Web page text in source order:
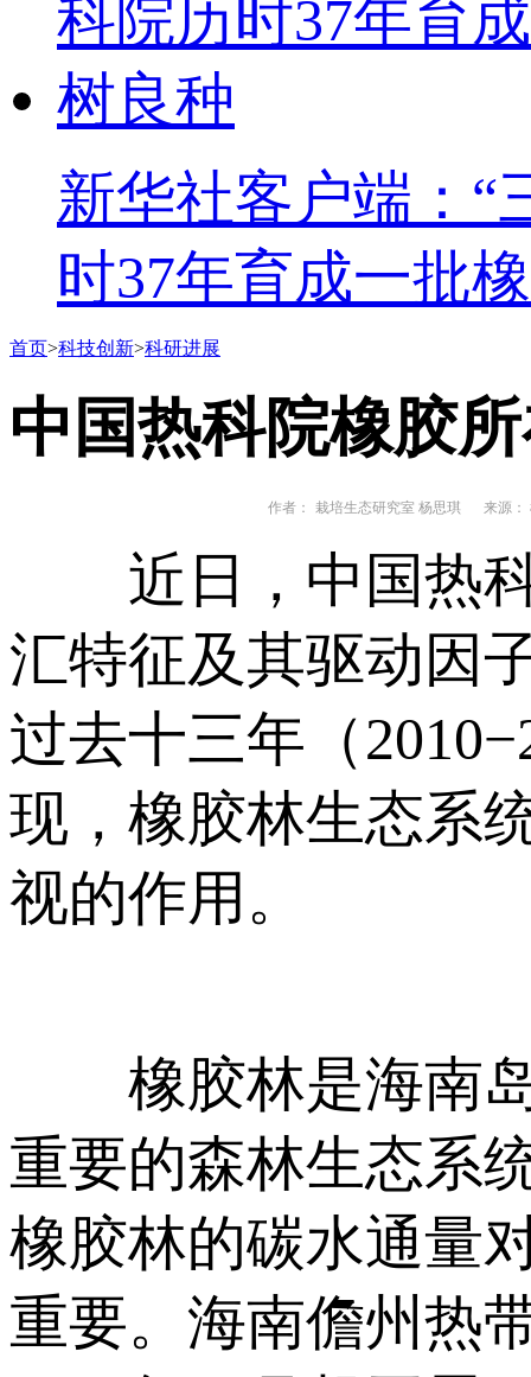
新华社客户端：
时37年育成一批
首页>科技创新>科研进展
中国热科院橡胶
作者： 栽培生态研究室 杨思琪 来源：
近日，中国热科
汇特征及其驱动因
过去十三年（
现，橡胶林生态系
视的作用。
橡胶林是海南岛
重要的森林生态系
橡胶林的碳水通量
重要。海南儋州热